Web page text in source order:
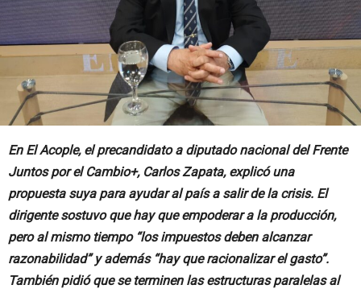
En El Acople, el precandidato a diputado nacional del Frente
Juntos por el Cambio+, Carlos Zapata, explicó una
propuesta suya para ayudar al país a salir de la crisis. El
dirigente sostuvo que hay que empoderar a la producción,
pero al mismo tiempo “los impuestos deben alcanzar
razonabilidad” y además “hay que racionalizar el gasto”.
También pidió que se terminen las estructuras paralelas al